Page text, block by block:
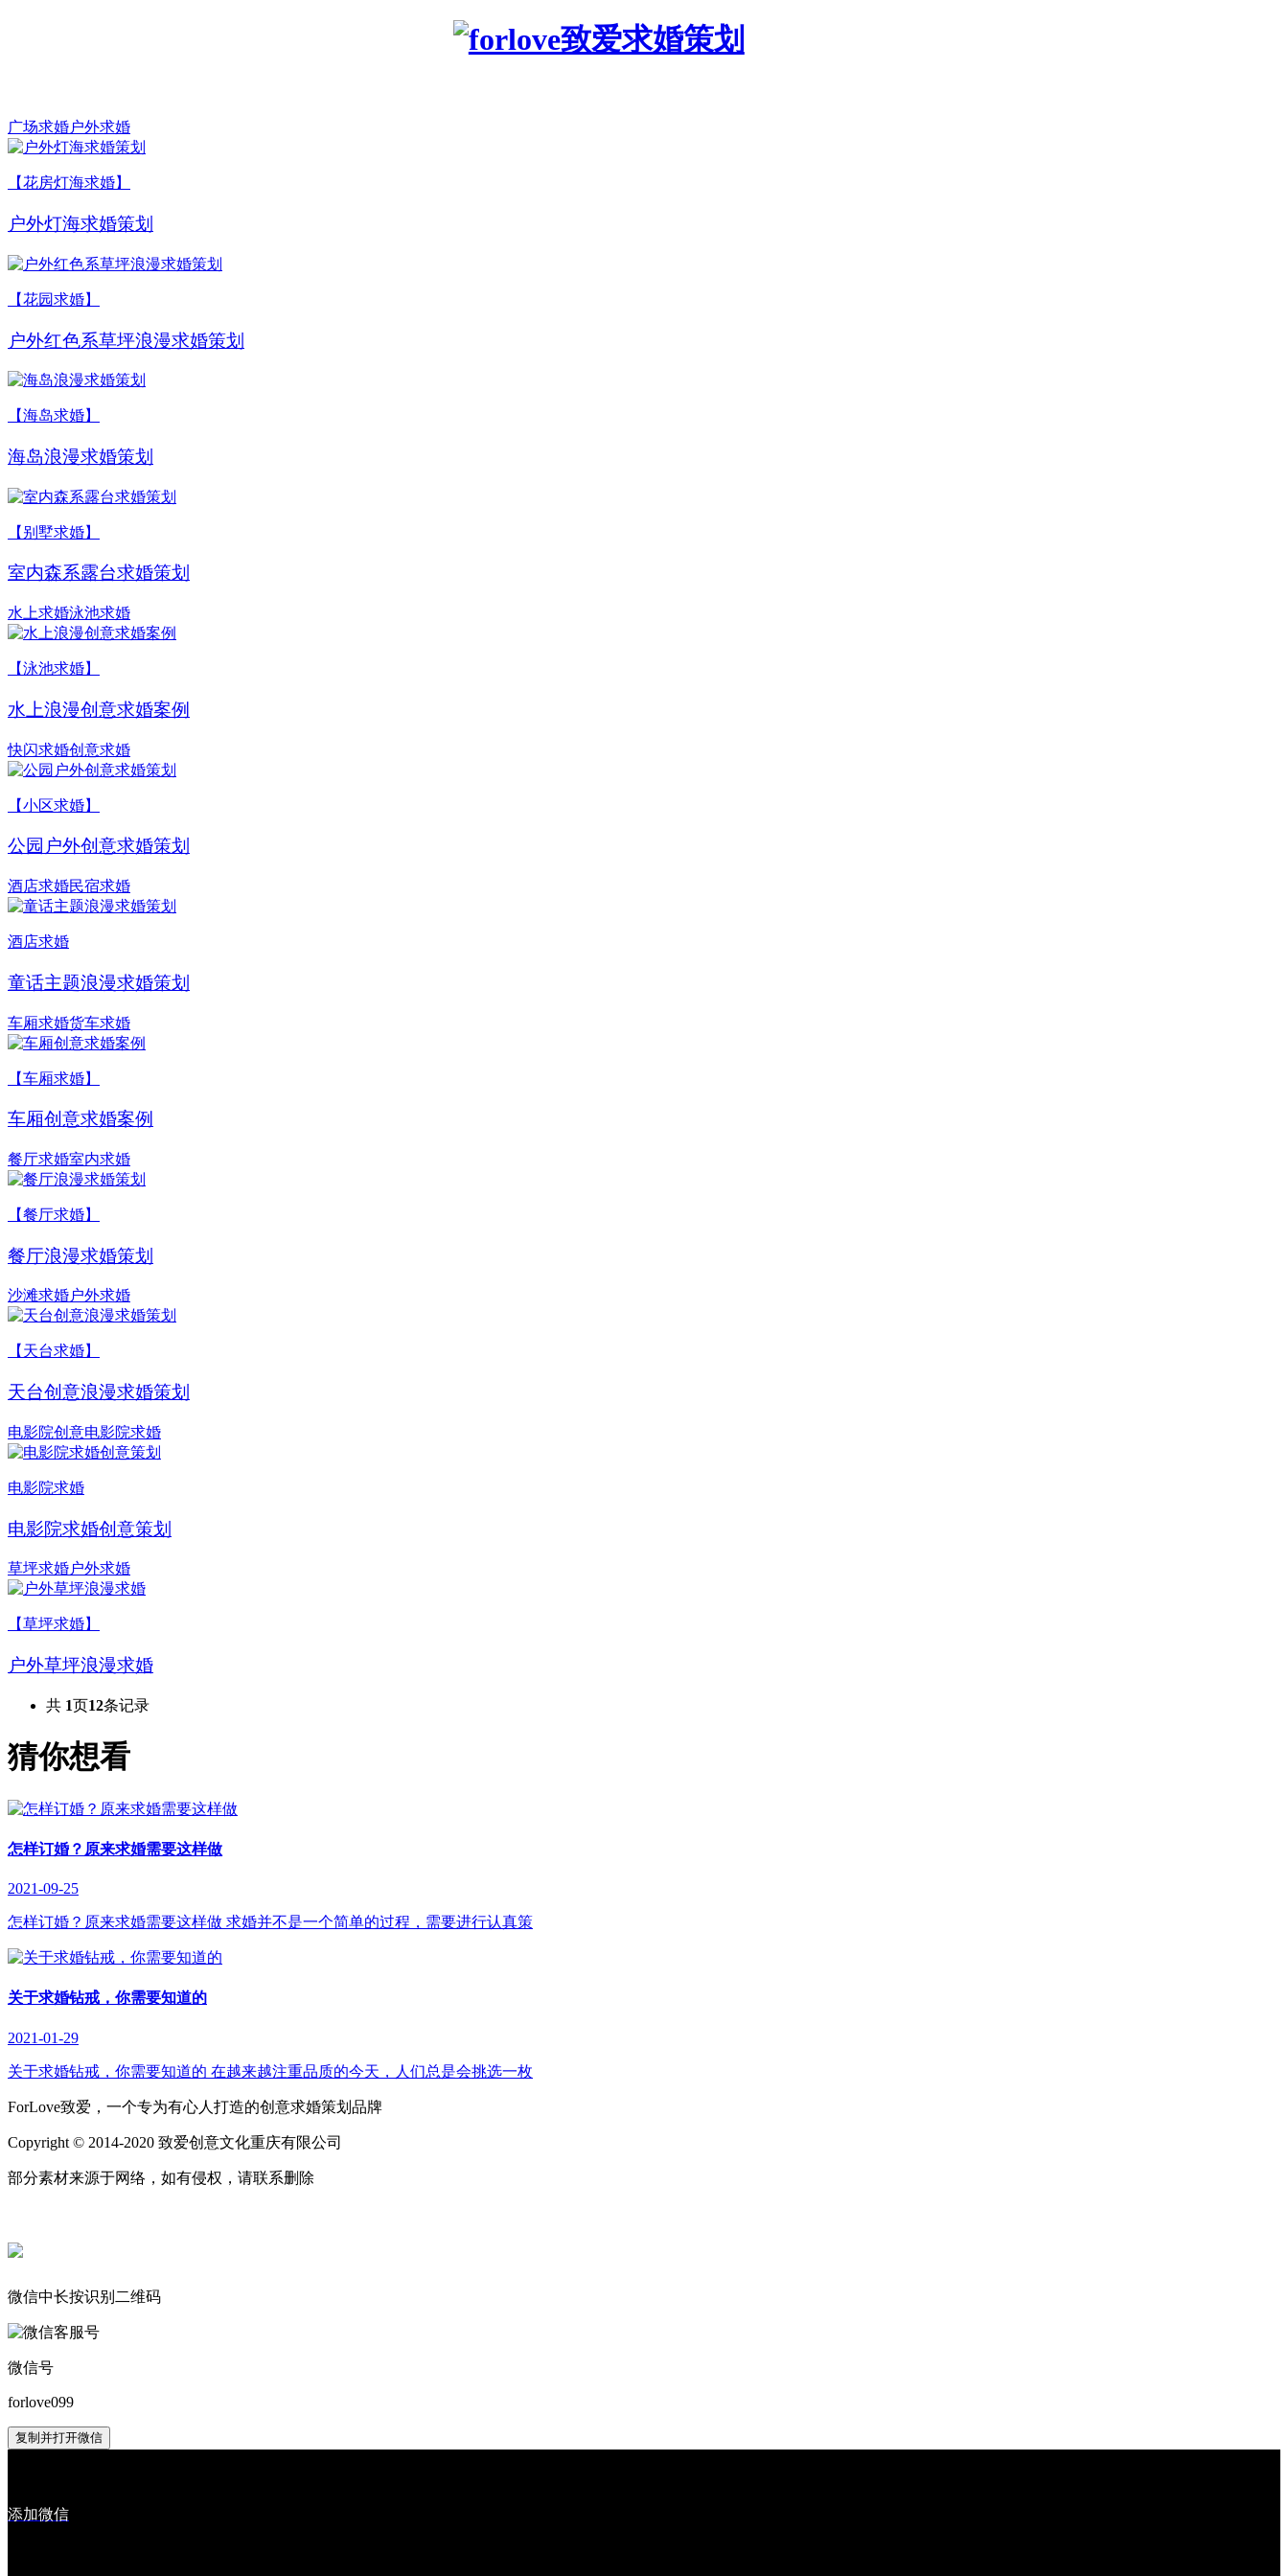
广场求婚户外求婚
【花房灯海求婚】
户外灯海求婚策划
【花园求婚】
户外红色系草坪浪漫求婚策划
【海岛求婚】
海岛浪漫求婚策划
【别墅求婚】
室内森系露台求婚策划
水上求婚泳池求婚
【泳池求婚】
水上浪漫创意求婚案例
快闪求婚创意求婚
【小区求婚】
公园户外创意求婚策划
酒店求婚民宿求婚
酒店求婚
童话主题浪漫求婚策划
车厢求婚货车求婚
【车厢求婚】
车厢创意求婚案例
餐厅求婚室内求婚
【餐厅求婚】
餐厅浪漫求婚策划
沙滩求婚户外求婚
【天台求婚】
天台创意浪漫求婚策划
电影院创意电影院求婚
电影院求婚
电影院求婚创意策划
草坪求婚户外求婚
【草坪求婚】
户外草坪浪漫求婚
共 1页12条记录
猜你想看
怎样订婚？原来求婚需要这样做
2021-09-25
怎样订婚？原来求婚需要这样做 求婚并不是一个简单的过程，需要进行认真策
关于求婚钻戒，你需要知道的
2021-01-29
关于求婚钻戒，你需要知道的 在越来越注重品质的今天，人们总是会挑选一枚
ForLove致爱，一个专为有心人打造的创意求婚策划品牌
Copyright © 2014-2020 致爱创意文化重庆有限公司
部分素材来源于网络，如有侵权，请联系删除
微信中长按识别二维码
微信号
forlove099
复制并打开微信
添加微信